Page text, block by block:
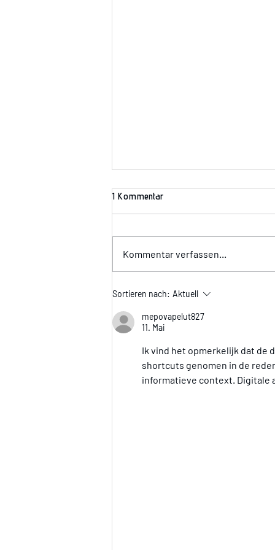
Wir suchen Dich!!!
1 Kommentar
Kommentar verfassen...
Sortieren nach: Aktuell
mepovapelut827
11. Mai
Ik vind het opmerkelijk dat de
shortcuts genomen in de
informatieve context.